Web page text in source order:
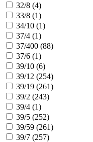
32/8 (4)
33/8 (1)
34/10 (1)
37/4 (1)
37/400 (88)
37/6 (1)
39/10 (6)
39/12 (254)
39/19 (261)
39/2 (243)
39/4 (1)
39/5 (252)
39/59 (261)
39/7 (257)